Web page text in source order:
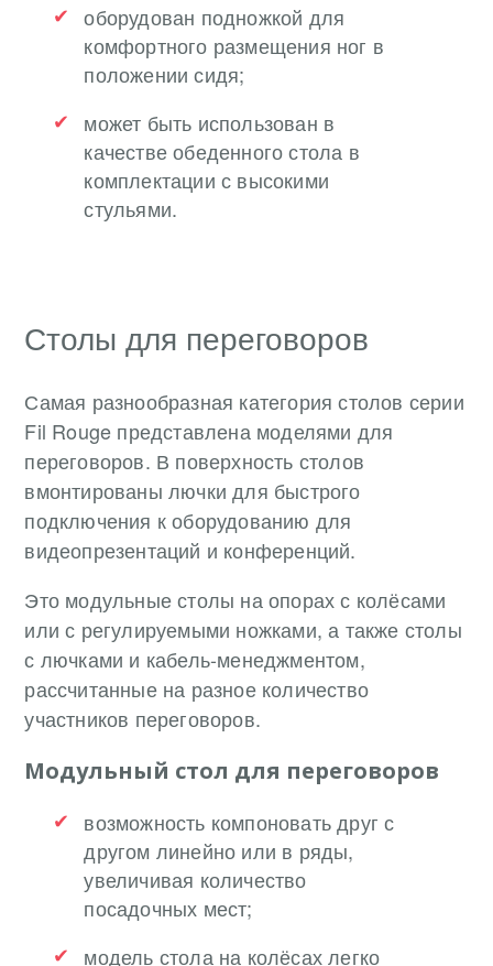
оборудован подножкой для
комфортного размещения ног в
положении сидя;
может быть использован в
качестве обеденного стола в
комплектации с высокими
стульями.
Столы для переговоров
Самая разнообразная категория столов серии
Fil Rouge представлена моделями для
переговоров. В поверхность столов
вмонтированы лючки для быстрого
подключения к оборудованию для
видеопрезентаций и конференций.
Это модульные столы на опорах с колёсами
или с регулируемыми ножками, а также столы
с лючками и кабель-менеджментом,
рассчитанные на разное количество
участников переговоров.
Модульный стол для переговоров
возможность компоновать друг с
другом линейно или в ряды,
увеличивая количество
посадочных мест;
модель стола на колёсах легко